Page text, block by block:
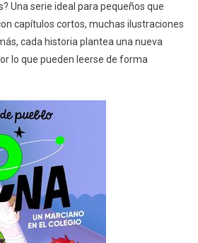
Una serie ideal para pequeños que
capítulos cortos, muchas ilustraciones
cada historia plantea una nueva
lo que pueden leerse de forma